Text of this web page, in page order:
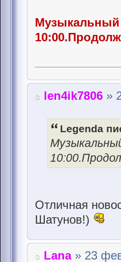
Музыкальный
len4ik7806 »
Legenda
Отличная
Шатунов!)
Lana» 23